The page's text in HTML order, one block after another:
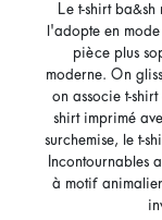
Le t-shirt
l'adopte en
pièce plus
moderne. On
on associe t-
shirt imprimé
surchemise, le t-
Incontournables
à motif